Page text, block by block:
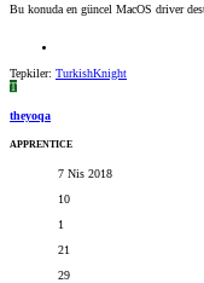
Bu konuda en güncel MacOS driver
Tepkiler: TurkishKnight
T
theyoqa
APPRENTICE
7 Nis 2018
10
1
21
29